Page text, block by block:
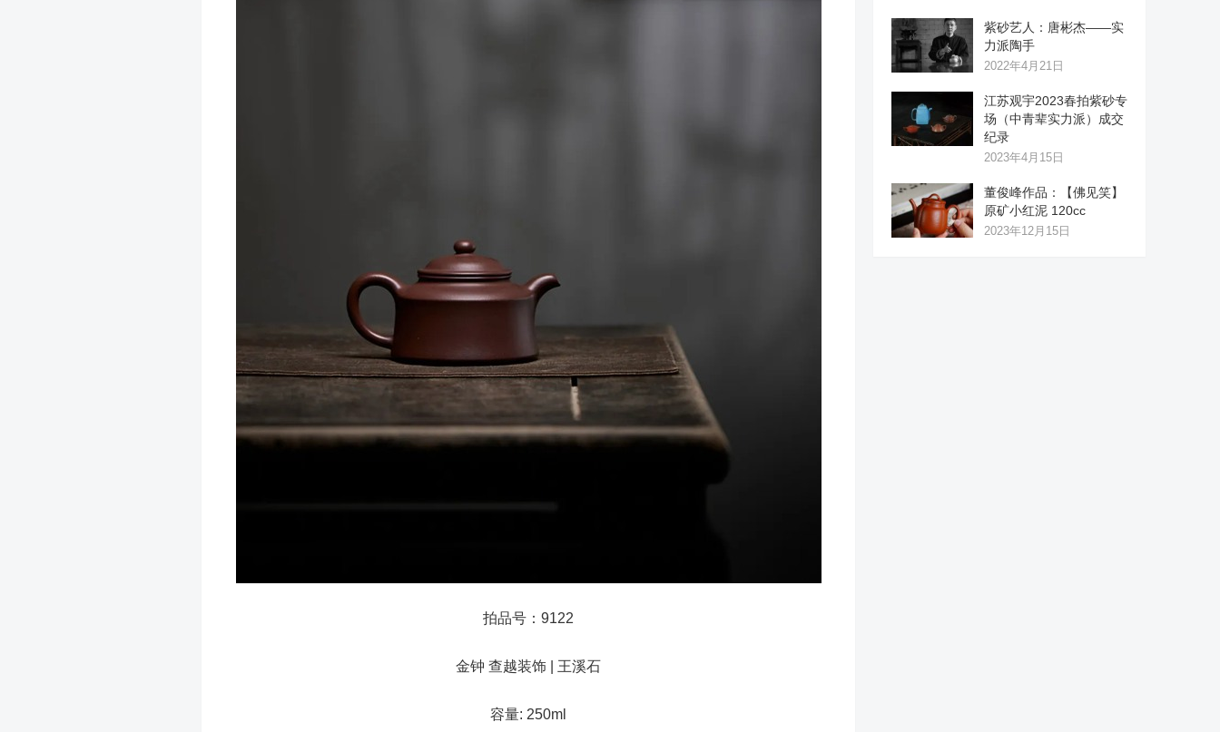
拍品号：9122
金钟 查越装饰 | 王溪石
容量: 250ml
紫砂艺人：唐彬杰——实
力派陶手
2022年4月21日
江苏观宇2023春拍紫砂专
场（中青辈实力派）成交
纪录
2023年4月15日
董俊峰作品：【佛见笑】
原矿小红泥 120cc
2023年12月15日